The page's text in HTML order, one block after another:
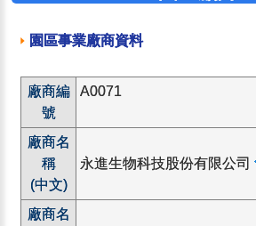
園區事業廠商資料
廠商編
號
A0071
廠商名
稱
(中文)
永進生物科技股份有限公司
廠商名